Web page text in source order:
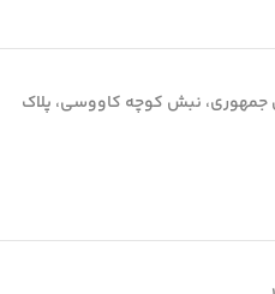
جمهوری، نبش کوچه کاووسی، پلاک